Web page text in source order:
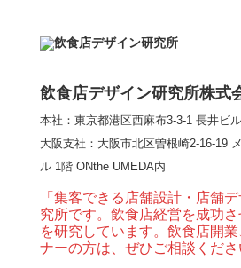
【熊の鳥焼き】
とライブ感を両
和モダン串揚げ
「…
【Queux Norme
ノルム）】女子
薦めな&…
飲食店デザイン研究所株式
本社：東京都港区西麻布3-3-1 長井ビ
大阪支社 ：大阪市北区曽根崎2-16-19
ル 1階 ONthe UMEDA内
「集客できる店舗設計・店舗
究所です。飲食店経営を成功
を研究しています。飲食店開
ナーの方は、ぜひご相談くださ